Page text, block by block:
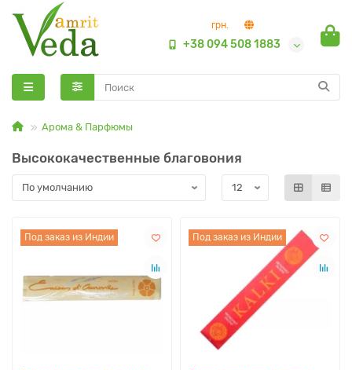
грн.
+38 094 508 1883
Арома & Парфюмы
Высококачественные благовония
Под заказ из Индии Под заказ из Индии